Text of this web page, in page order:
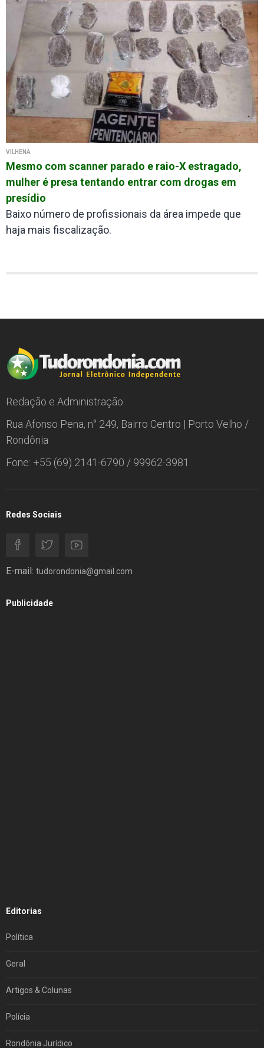
VILHENA
Mesmo com scanner parado e raio-X estragado,
mulher é presa tentando entrar com drogas em
presídio
Baixo número de profissionais da área impede que
haja mais fiscalização.
Redação e Administração:
Rua Afonso Pena, n° 249, Bairro Centro | Porto Velho /
Rondônia
Fone: +55 (69) 2141-6790 / 99962-3981
Redes Sociais
E-mail: tudorondonia@gmail.com
Publicidade
Editorias
Política
Geral
Artigos & Colunas
Polícia
Rondônia Jurídico